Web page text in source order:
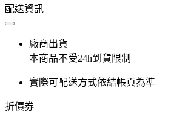
配送資訊
廠商出貨
本商品不受24h到貨限制
實際可配送方式依結帳頁為準
折價券